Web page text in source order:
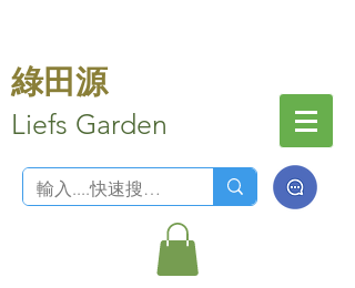
綠田源
Liefs Garden